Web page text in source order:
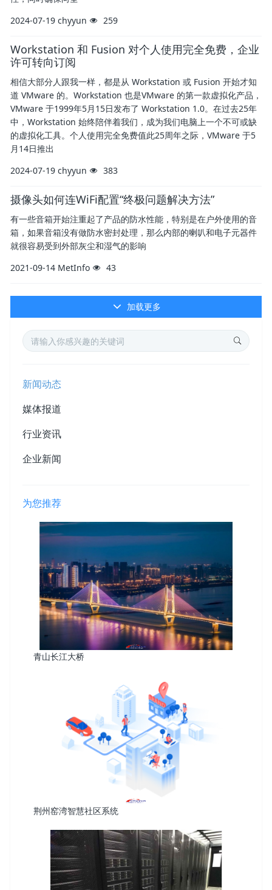
2024-07-19 chyyun 259
Workstation 和 Fusion 对个人使用完全免费，企业
许可转向订阅
相信大部分人跟我一样，都是从 Workstation 或 Fusion 开始才知
道 VMware 的。Workstation 也是VMware 的第一款虚拟化产品，
VMware 于1999年5月15日发布了 Workstation 1.0。在过去25年
中，Workstation 始终陪伴着我们，成为我们电脑上一个不可或缺
的虚拟化工具。个人使用完全免费值此25周年之际，VMware 于5
月14日推出
2024-07-19 chyyun 383
摄像头如何连WiFi配置“终极问题解决方法”
有一些音箱开始注重起了产品的防水性能，特别是在户外使用的音
箱，如果音箱没有做防水密封处理，那么内部的喇叭和电子元器件
就很容易受到外部灰尘和湿气的影响
2021-09-14 MetInfo 43
加载更多
新闻动态
媒体报道
行业资讯
企业新闻
为您推荐
青山长江大桥
荆州窑湾智慧社区系统